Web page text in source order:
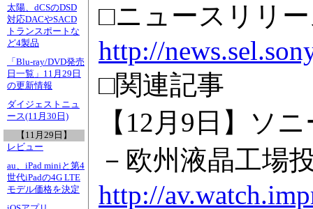
太陽、dCSのDSD
対応DACやSACD
トランスポートな
ど4製品
「Blu-ray/DVD発売
日一覧」11月29日
の更新情報
ダイジェストニュ
ース(11月30日)
【11月29日】
レビュー
au、iPad miniと第4
世代iPadの4G LTE
モデル価格を決定
□ニュースリリ
http://
□関連記事
【12月9日】ソ
－欧州液晶工場
http://